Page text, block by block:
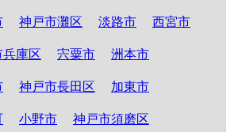
神戸市灘区 淡路市 西宮市
庫区 宍粟市 洲本市
神戸市長田区 加東市
小野市 神戸市須磨区